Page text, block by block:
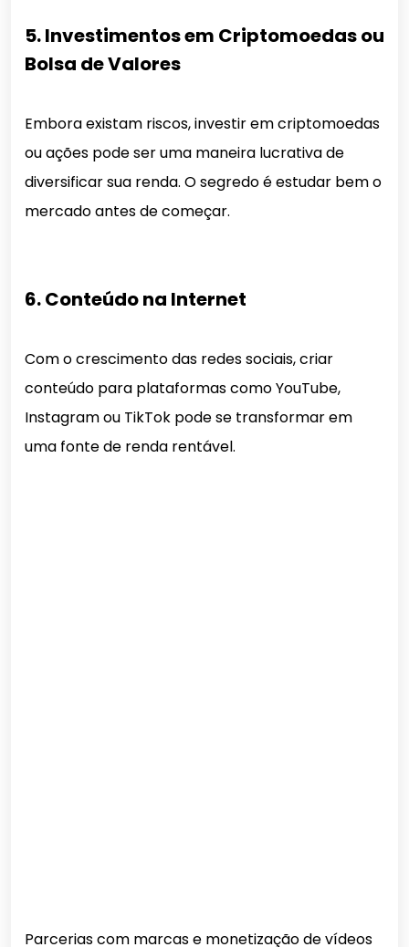
5. Investimentos em Criptomoedas ou
Bolsa de Valores
Embora existam riscos, investir em criptomoedas
ou ações pode ser uma maneira lucrativa de
diversificar sua renda. O segredo é estudar bem o
mercado antes de começar.
6. Conteúdo na Internet
Com o crescimento das redes sociais, criar
conteúdo para plataformas como YouTube,
Instagram ou TikTok pode se transformar em
uma fonte de renda rentável.
Parcerias com marcas e monetização de vídeos